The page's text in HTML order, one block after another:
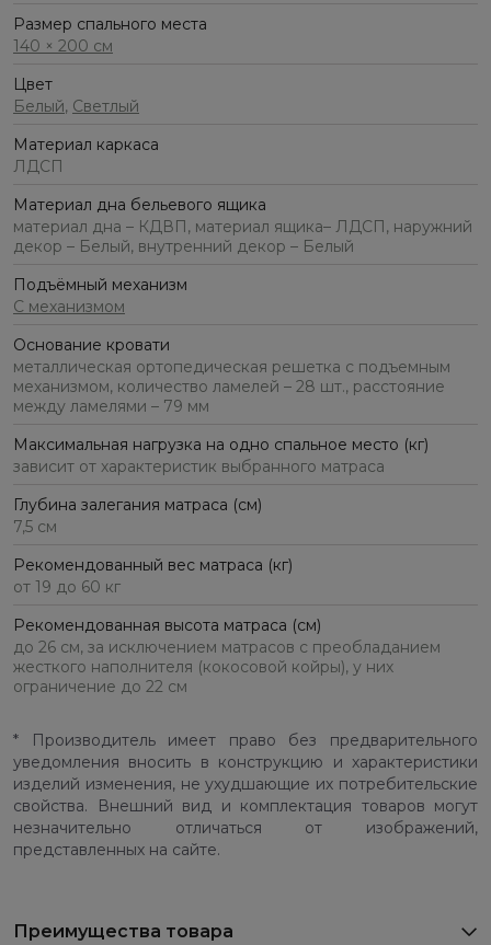
Размер спального места
140 × 200 см
Цвет
Белый, Светлый
Материал каркаса
ЛДСП
Материал дна бельевого ящика
материал дна – КДВП, материал ящика– ЛДСП, наружний
декор – Белый, внутренний декор – Белый
Подъёмный механизм
С механизмом
Основание кровати
металлическая ортопедическая решетка с подъемным
механизмом, количество ламелей – 28 шт., расстояние
между ламелями – 79 мм
Максимальная нагрузка на одно спальное место (кг)
зависит от характеристик выбранного матраса
Глубина залегания матраса (см)
7,5 см
Рекомендованный вес матраса (кг)
от 19 до 60 кг
Рекомендованная высота матраса (см)
до 26 см, за исключением матрасов с преобладанием
жесткого наполнителя (кокосовой койры), у них
ограничение до 22 см
* Производитель имеет право без предварительного
уведомления вносить в конструкцию и характеристики
изделий изменения, не ухудшающие их потребительские
свойства. Внешний вид и комплектация товаров могут
незначительно отличаться от изображений,
представленных на сайте.
Преимущества товара